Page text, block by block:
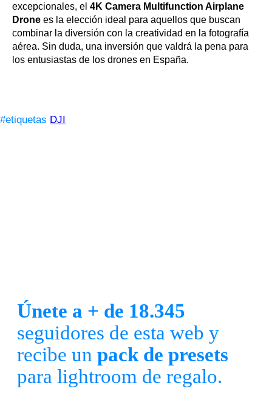
excepcionales, el 4K Camera Multifunction Airplane
Drone es la elección ideal para aquellos que buscan
combinar la diversión con la creatividad en la fotografía
aérea. Sin duda, una inversión que valdrá la pena para
los entusiastas de los drones en España.
#etiquetas DJI
Únete a + de 18.345
seguidores de esta web y
recibe un pack de presets
para lightroom de regalo.